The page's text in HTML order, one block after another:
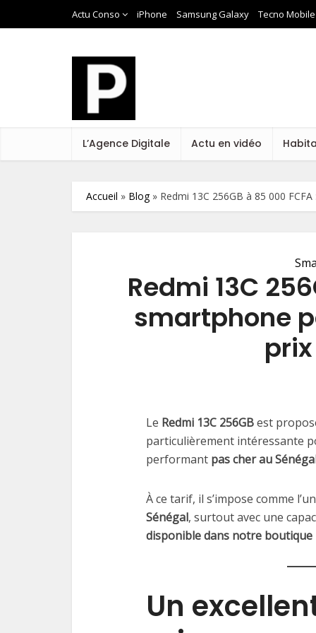
Actu Conso iPhone Samsung Galaxy Tecno Mobile
L’Agence Digitale Actu en vidéo
Accueil » Blog» Redmi 13C 256GB à 85 000
Redmi 13C
smartphone
Le Redmi 13C 256GBest
particulièrement intéressante
performant pas cher au
À ce tarif, il s’impose comme
Sénégal, surtout avec une
disponible dans notre
Un